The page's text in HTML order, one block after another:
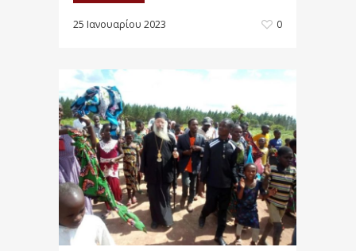
25 Ιανουαρίου 2023 0